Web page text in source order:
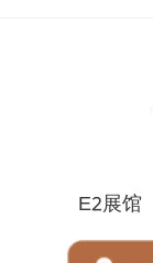
E2展馆